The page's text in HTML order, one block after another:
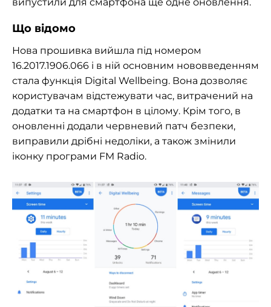
Що відомо
Нова прошивка вийшла під номером
16.2017.1906.066 і в ній основним нововведенням
стала функція Digital Wellbeing. Вона дозволяє
користувачам відстежувати час, витрачений на
додатки та на смартфон в цілому. Крім того, в
оновленні додали червневий патч безпеки,
виправили дрібні недоліки, а також змінили
іконку програми FM Radio.